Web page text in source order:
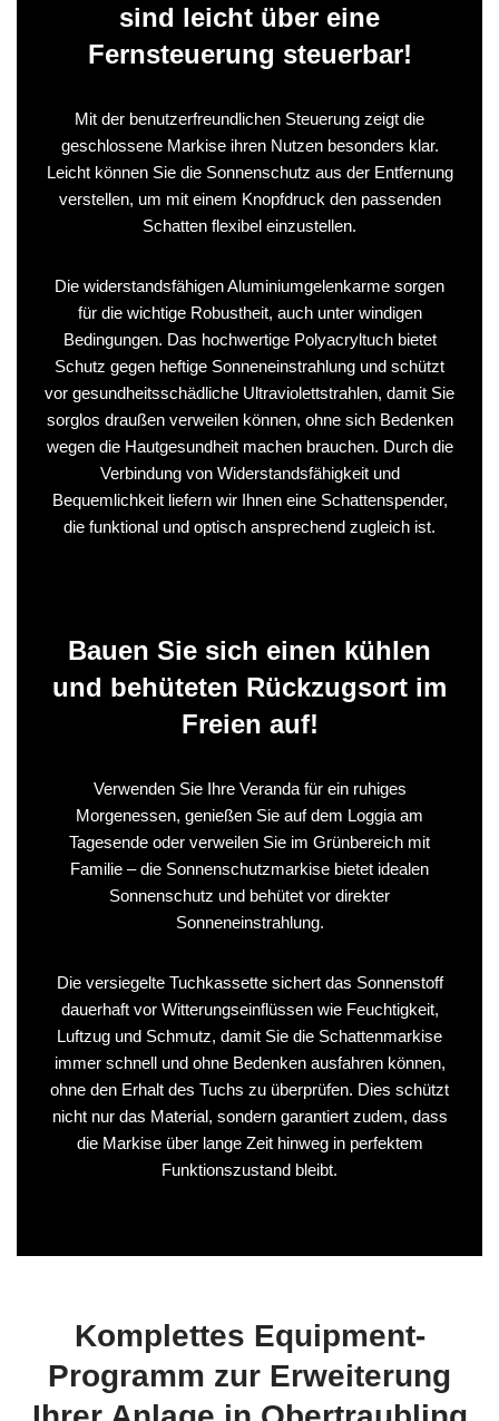
sind leicht über eine
Fernsteuerung steuerbar!
Mit der benutzerfreundlichen Steuerung zeigt die
geschlossene Markise ihren Nutzen besonders klar.
Leicht können Sie die Sonnenschutz aus der Entfernung
verstellen, um mit einem Knopfdruck den passenden
Schatten flexibel einzustellen.
Die widerstandsfähigen Aluminiumgelenkarme sorgen
für die wichtige Robustheit, auch unter windigen
Bedingungen. Das hochwertige Polyacryltuch bietet
Schutz gegen heftige Sonneneinstrahlung und schützt
vor gesundheitsschädliche Ultraviolettstrahlen, damit Sie
sorglos draußen verweilen können, ohne sich Bedenken
wegen die Hautgesundheit machen brauchen. Durch die
Verbindung von Widerstandsfähigkeit und
Bequemlichkeit liefern wir Ihnen eine Schattenspender,
die funktional und optisch ansprechend zugleich ist.
Bauen Sie sich einen kühlen
und behüteten Rückzugsort im
Freien auf!
Verwenden Sie Ihre Veranda für ein ruhiges
Morgenessen, genießen Sie auf dem Loggia am
Tagesende oder verweilen Sie im Grünbereich mit
Familie – die Sonnenschutzmarkise bietet idealen
Sonnenschutz und behütet vor direkter
Sonneneinstrahlung.
Die versiegelte Tuchkassette sichert das Sonnenstoff
dauerhaft vor Witterungseinflüssen wie Feuchtigkeit,
Luftzug und Schmutz, damit Sie die Schattenmarkise
immer schnell und ohne Bedenken ausfahren können,
ohne den Erhalt des Tuchs zu überprüfen. Dies schützt
nicht nur das Material, sondern garantiert zudem, dass
die Markise über lange Zeit hinweg in perfektem
Funktionszustand bleibt.
Komplettes Equipment-
Programm zur Erweiterung